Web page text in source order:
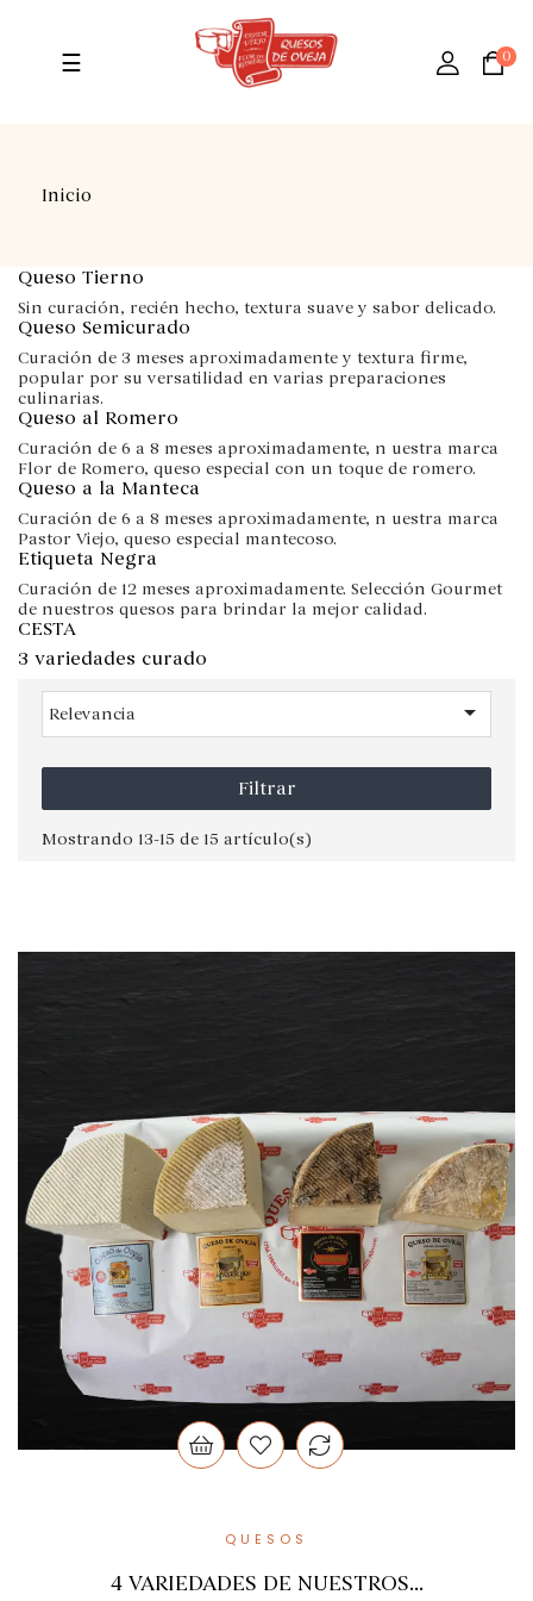
Navegación
☰ 0
Inicio
Queso Tierno
Sin curación, recién hecho, textura suave y sabor delicado.
Queso Semicurado
Curación de 3 meses aproximadamente y textura firme,
popular por su versatilidad en varias preparaciones
culinarias.
Queso al Romero
Curación de 6 a 8 meses aproximadamente, n uestra marca
Flor de Romero, queso especial con un toque de romero.
Queso a la Manteca
Curación de 6 a 8 meses aproximadamente, n uestra marca
Pastor Viejo, queso especial mantecoso.
Etiqueta Negra
Curación de 12 meses aproximadamente. Selección Gourmet
de nuestros quesos para brindar la mejor calidad.
CESTA
3 variedades curado
Relevancia 
Filtrar
Mostrando 13-15 de 15 artículo(s)
QUESOS
4 VARIEDADES DE NUESTROS...